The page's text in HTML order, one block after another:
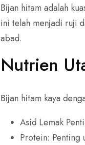
Bijan hitam adalah
ini telah menjadi ruji
abad.
Nutrien
Bijan hitam kaya
Asid Lemak
Protein: Penting